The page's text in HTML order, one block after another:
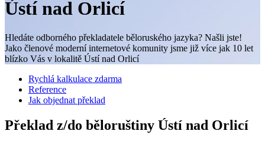
Ústí nad Orlicí
Hledáte odborného překladatele běloruského jazyka? Našli jste!
Jako členové moderní internetové komunity jsme již více jak 10 let
blízko Vás v lokalitě Ústí nad Orlicí
Rychlá kalkulace zdarma
Reference
Jak objednat překlad
Překlad z/do běloruštiny Ústí nad Orlicí